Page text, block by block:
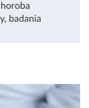
, badania